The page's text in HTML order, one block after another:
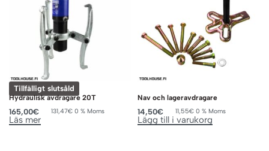
Tillfälligt slutsåld
Hydraulisk avdragare 20T
165,00€ 131,47€ 0 % Moms
Läs mer
Nav och lageravdragare
14,50€ 11,55€ 0 % Moms
Lägg till i varukorg